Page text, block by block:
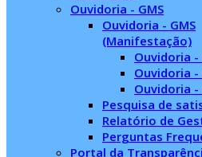
Ouvidoria - GMS
Ouvidoria - GMS
(Manifestação)
Ouvidoria -
Ouvidoria -
Ouvidoria -
Pesquisa de
Relatório de
Perguntas
Portal da